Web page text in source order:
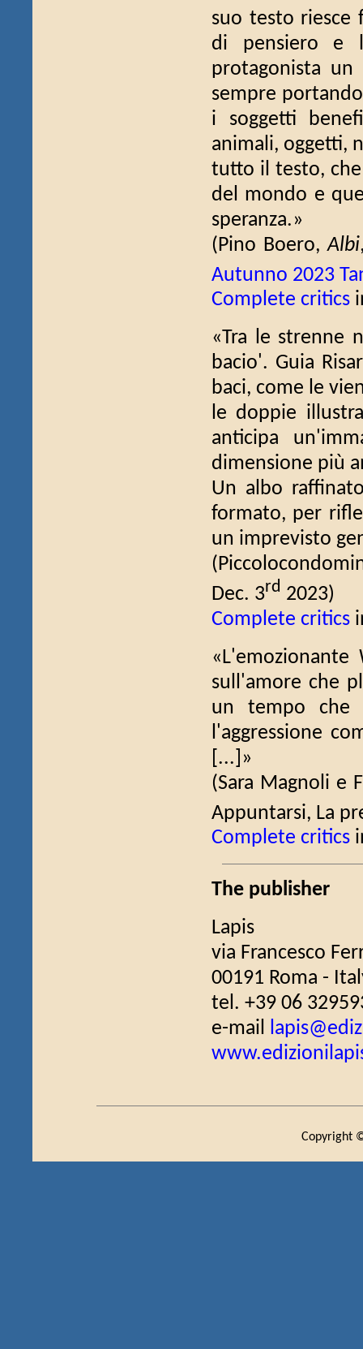
suo testo riesce
di pensiero e
protagonista
sempre
i soggetti
animali, oggetti,
tutto il testo,
del mondo e
speranza.»
(Pino Boero,Albi
Autunno 2023
Complete critics
«Tra le strenne
bacio'. Guia
baci, come le
le doppie
anticipa
dimensione più
Un albo
formato, per
un imprevisto
Dec. 3rd 2023)
Complete critics
«L'emozionante
sull'amore che
un tempo che
l'aggressione
[...]»
(Sara Magnoli e
Appuntarsi, La
Complete critics
The publisher
Lapis
via Francesco
00191 Roma -
tel. +39 06
e-mail
Copyright